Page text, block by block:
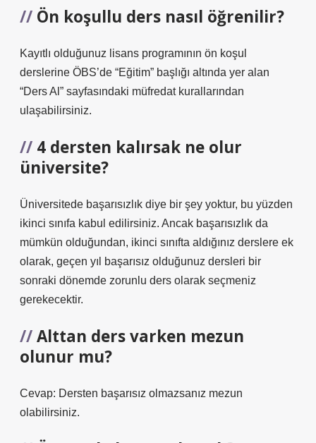
Ön koşullu ders nasıl öğrenilir?
Kayıtlı olduğunuz lisans programının ön koşul
derslerine ÖBS’de “Eğitim” başlığı altında yer alan
“Ders Al” sayfasındaki müfredat kurallarından
ulaşabilirsiniz.
4 dersten kalırsak ne olur
üniversite?
Üniversitede başarısızlık diye bir şey yoktur, bu yüzden
ikinci sınıfa kabul edilirsiniz. Ancak başarısızlık da
mümkün olduğundan, ikinci sınıfta aldığınız derslere ek
olarak, geçen yıl başarısız olduğunuz dersleri bir
sonraki dönemde zorunlu ders olarak seçmeniz
gerekecektir.
Alttan ders varken mezun
olunur mu?
Cevap: Dersten başarısız olmazsanız mezun
olabilirsiniz.